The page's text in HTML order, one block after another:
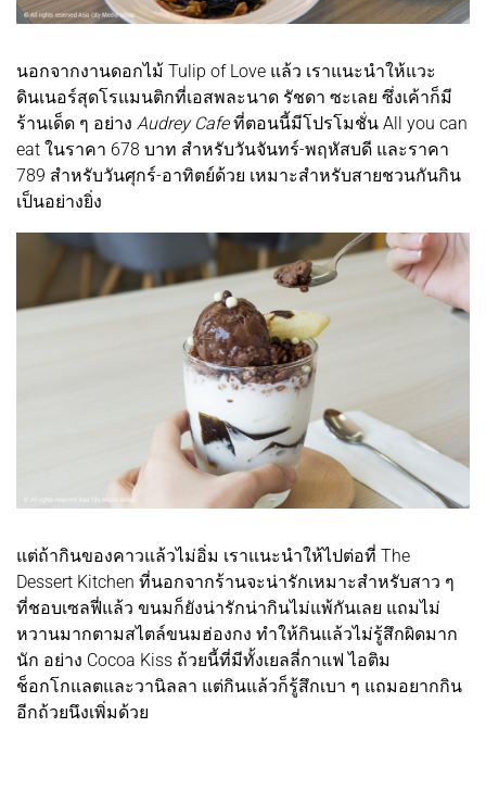
นอกจากงานดอกไม้ Tulip of Love แล้ว เราแนะนำให้แวะ
ดินเนอร์สุดโรแมนติกที่เอสพละนาด รัชดา ซะเลย ซึ่งเค้าก็มี
ร้านเด็ด ๆ อย่าง Audrey Cafeที่ตอนนี้มีโปรโมชั่น All you can
eat ในราคา 678 บาท สำหรับวันจันทร์-พฤหัสบดี และราคา
789 สำหรับวันศุกร์-อาทิตย์ด้วย เหมาะสำหรับสายชวนกันกิน
เป็นอย่างยิ่ง
แต่ถ้ากินของคาวแล้วไม่อิ่ม เราแนะนำให้ไปต่อที่ The
Dessert Kitchen ที่นอกจากร้านจะน่ารักเหมาะสำหรับสาว ๆ
ที่ชอบเซลฟี่แล้ว ขนมก็ยังน่ารักน่ากินไม่แพ้กันเลย แถมไม่
หวานมากตามสไตล์ขนมฮ่องกง ทำให้กินแล้วไม่รู้สึกผิดมาก
นัก อย่าง Cocoa Kiss ถ้วยนี้ที่มีทั้งเยลลี่กาแฟ ไอติม
ช็อกโกแลตและวานิลลา แต่กินแล้วก็รู้สึกเบา ๆ แถมอยากกิน
อีกถ้วยนึงเพิ่มด้วย